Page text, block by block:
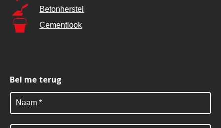
Betonherstel
Cementlook
Bel me terug